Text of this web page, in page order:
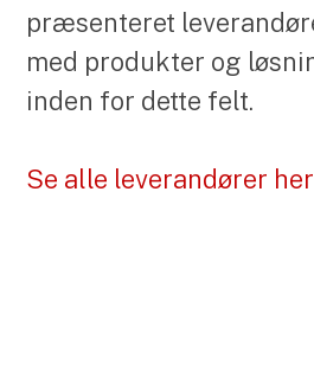
præsenteret
med produkter og
inden for dette felt.
Se alle leverandører her